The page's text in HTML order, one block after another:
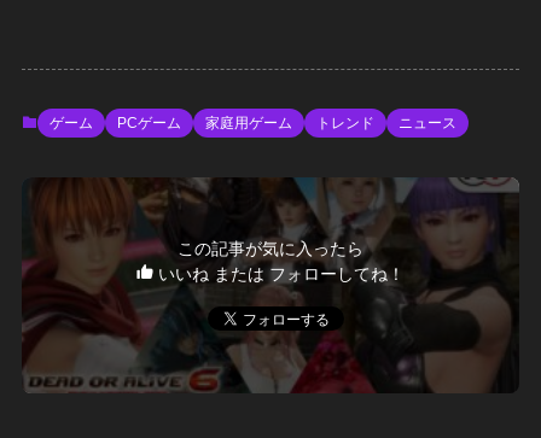
ゲーム PCゲーム 家庭用ゲーム トレンド ニュース
この記事が気に入ったら
いいね または フォローしてね！